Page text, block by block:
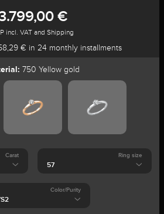
€
incl. VAT and Shipping
€ in 24 monthly installments
750 Yellow gold
Carat Ring size
Color/Purity